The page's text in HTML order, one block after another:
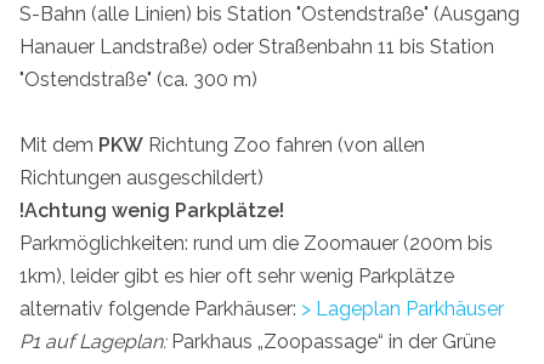
S-Bahn (alle Linien) bis Station "Ostendstraße" (Ausgang
Hanauer Landstraße) oder Straßenbahn 11 bis Station
"Ostendstraße" (ca. 300 m)
Mit dem PKW Richtung Zoo fahren (von allen
Richtungen ausgeschildert)
!Achtung wenig Parkplätze!
Parkmöglichkeiten: rund um die Zoomauer (200m bis
1km), leider gibt es hier oft sehr wenig Parkplätze
alternativ folgende Parkhäuser: > Lageplan Parkhäuser
P1 auf Lageplan:Parkhaus „Zoopassage“ in der Grüne